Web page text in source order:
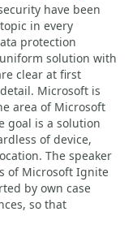
have been
in every
protection
solution with
clear at first
Microsoft is
area of Microsoft
goal is a solution
of device,
The speaker
of Microsoft Ignite
by own case
so that